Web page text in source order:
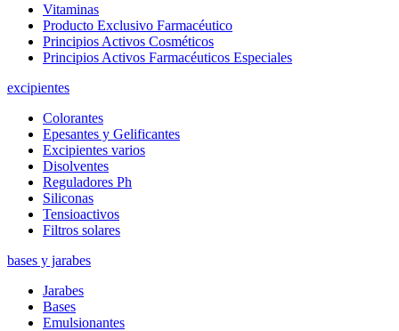
Vitaminas
Producto Exclusivo Farmacéutico
Principios Activos Cosméticos
Principios Activos Farmacéuticos Especiales
excipientes
Colorantes
Epesantes y Gelificantes
Excipientes varios
Disolventes
Reguladores Ph
Siliconas
Tensioactivos
Filtros solares
bases y jarabes
Jarabes
Bases
Emulsionantes